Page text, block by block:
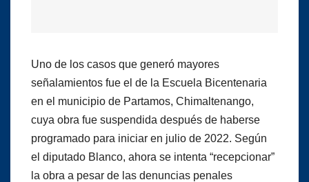
Uno de los casos que generó mayores
señalamientos fue el de la Escuela Bicentenaria
en el municipio de Partamos, Chimaltenango,
cuya obra fue suspendida después de haberse
programado para iniciar en julio de 2022. Según
el diputado Blanco, ahora se intenta “recepcionar”
la obra a pesar de las denuncias penales